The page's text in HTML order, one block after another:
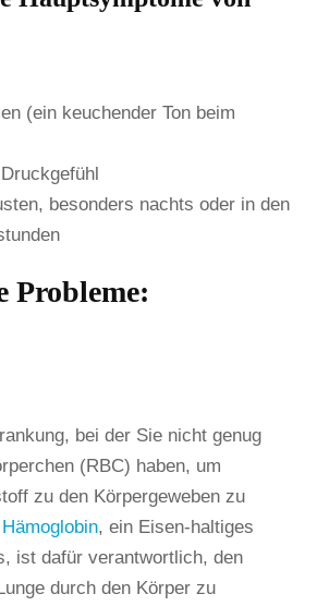
(ein keuchender Ton beim
besonders nachts oder in den
Probleme:
bei der Sie nicht genug
(RBC) haben, um
zu den Körpergeweben zu
Hämoglobin, ein Eisen-haltiges
ist dafür verantwortlich, den
durch den Körper zu